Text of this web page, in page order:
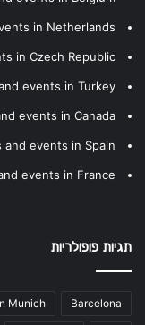
in Netherlands
in Czech Republic
events in Turkey
events in Canada
and events in Spain
events in France
תגיות פופולריות
Barcelona
Munich